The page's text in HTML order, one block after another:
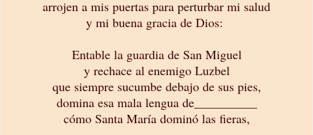
arrojen a mis puertas para perturbar mi salud
y mi buena gracia de Dios:
Entable la guardia de San Miguel
y rechace al enemigo Luzbel
que siempre sucumbe debajo de sus pies,
domina esa mala lengua de__________
cómo Santa María dominó las fieras,